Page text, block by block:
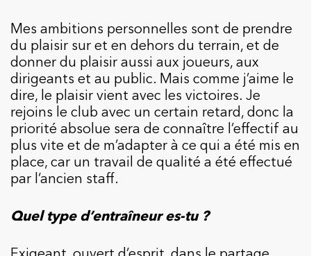
Mes ambitions personnelles sont de prendre
du plaisir sur et en dehors du terrain, et de
donner du plaisir aussi aux joueurs, aux
dirigeants et au public. Mais comme j’aime le
dire, le plaisir vient avec les victoires. Je
rejoins le club avec un certain retard, donc la
priorité absolue sera de connaître l’effectif au
plus vite et de m’adapter à ce qui a été mis en
place, car un travail de qualité a été effectué
par l’ancien staff.
Quel type d’entraîneur es-tu ?